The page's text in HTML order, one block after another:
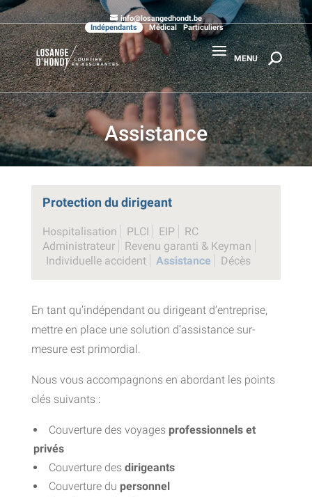
info@losangedhondt.be
Indépendants
Médical Particuliers
Assistance
Protection du dirigeant
Hospitalisation PLCI EIP
RC
Administrateur
Revenu garanti & Keyman
Individuelle accident
Assistance Décès
En tant qu’indépendant ou dirigeant d’entreprise,
mettre en place une solution d’assistance sur-
mesure est primordial.
Nous vous accompagnons en abordant les points
clés suivants :
Couverture des voyages professionnels et
privés
Couverture des dirigeants
Couverture du personnel